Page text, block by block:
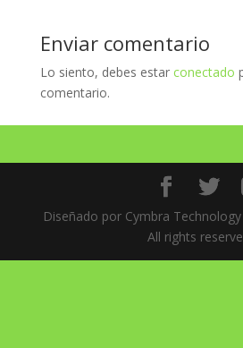
Enviar comentario
Lo siento, debes estar conectado
comentario.
Diseñado por Cymbra
All rights